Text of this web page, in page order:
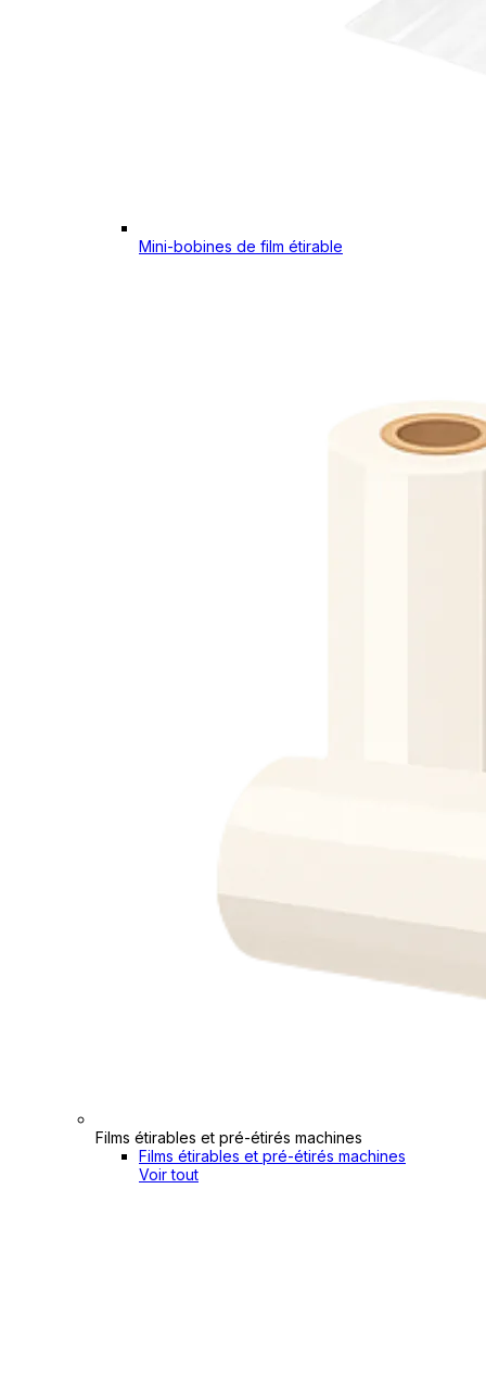
Mini-bobines de film étirable
Films étirables et pré-étirés machines
Films étirables et pré-étirés machines
Voir tout